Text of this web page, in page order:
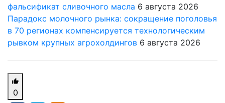
фальсификат сливочного масла 6 августа 2026
Парадокс молочного рынка: сокращение поголовья
в 70 регионах компенсируется технологическим
рывком крупных агрохолдингов 6 августа 2026
0